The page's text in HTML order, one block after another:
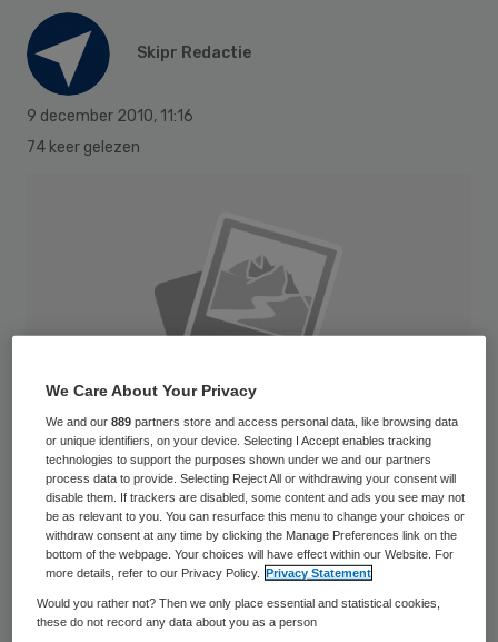
Skipr Redactie
9 december 2010, 11:16
74 keer gelezen
Pieter van Dreumel gaat op 1 februari aan
de slag als voorzitter van de raad van
bestuur van Adelante. Hij volgt bij de
We Care About Your Privacy
We and our889 partners store and access personal data, like browsing data
or unique identifiers, on your device. Selecting I Accept enables tracking
technologies to support the purposes shown under we and our partners
process data to provide. Selecting Reject All or withdrawing your consent will
disable them. If trackers are disabled, some content and ads you see may not
be as relevant to you. You can resurface this menu to change your choices or
withdraw consent at any time by clicking the Manage Preferences link on the
bottom of the webpage. Your choices will have effect within our Website. For
more details, refer to our Privacy Policy.
Privacy Statement
Would you rather not? Then we only place essential and statistical cookies,
these do not record any data about you as a person